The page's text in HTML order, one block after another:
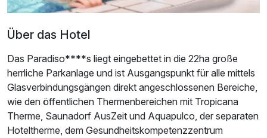
Für 8 Tage p.P. ab1.834,00 €
Über das Hotel
Das Paradiso****s liegt eingebettet in die 22ha große
herrliche Parkanlage und ist Ausgangspunkt für alle mittels
Glasverbindungsgängen direkt angeschlossenen Bereiche,
wie den öffentlichen Thermenbereichen mit Tropicana
Therme, Saunadorf AusZeit und Aquapulco, der separaten
Hoteltherme, dem Gesundheitskompetenzzentrum